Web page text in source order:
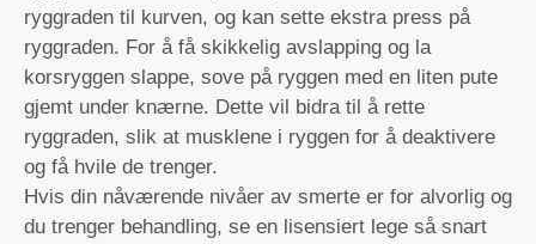
ryggraden til kurven, og kan sette ekstra press på
ryggraden. For å få skikkelig avslapping og la
korsryggen slappe, sove på ryggen med en liten pute
gjemt under knærne. Dette vil bidra til å rette
ryggraden, slik at musklene i ryggen for å deaktivere
og få hvile de trenger.
Hvis din nåværende nivåer av smerte er for alvorlig og
du trenger behandling, se en lisensiert lege så snart